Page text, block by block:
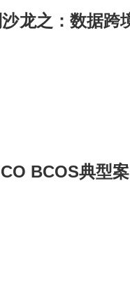
龙之：数据跨
BCOS典型